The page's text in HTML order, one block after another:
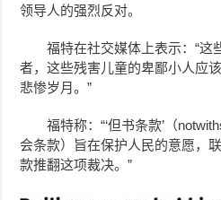
领导人的强烈反对。
福特在社交媒体上表示：“这
者，这些残害儿童的卑鄙小人应
悲惨岁月。”
福特称：“‘但书条款’（
会条款）旨在保护人民的意愿，
款推翻这项裁决。”